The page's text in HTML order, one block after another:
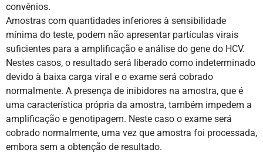
convênios.
Amostras com quantidades inferiores à sensibilidade
mínima do teste, podem não apresentar partículas virais
suficientes para a amplificação e análise do gene do HCV.
Nestes casos, o resultado será liberado como indeterminado
devido à baixa carga viral e o exame será cobrado
normalmente. A presença de inibidores na amostra, que é
uma característica própria da amostra, também impedem a
amplificação e genotipagem. Neste caso o exame será
cobrado normalmente, uma vez que amostra foi processada,
embora sem a obtenção de resultado.